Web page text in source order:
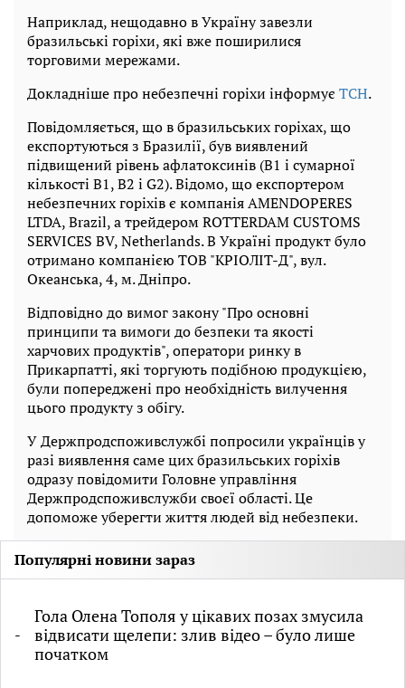
Наприклад, нещодавно в Україну завезли
бразильські горіхи, які вже поширилися
торговими мережами.
Докладніше про небезпечні горіхи інформує ТСН.
Повідомляється, що в бразильських горіхах, що
експортуються з Бразилії, був виявлений
підвищений рівень афлатоксинів (В1 і сумарної
кількості В1, В2 і G2). Відомо, що експортером
небезпечних горіхів є компанія AMENDOPERES
LTDA, Brazil, а трейдером ROTTERDAM CUSTOMS
SERVICES BV, Netherlands. В Україні продукт було
отримано компанією ТОВ "КРІОЛІТ-Д", вул.
Океанська, 4, м. Дніпро.
Відповідно до вимог закону "Про основні
принципи та вимоги до безпеки та якості
харчових продуктів", оператори ринку в
Прикарпатті, які торгують подібною продукцією,
були попереджені про необхідність вилучення
цього продукту з обігу.
У Держпродспоживслужбі попросили українців у
разі виявлення саме цих бразильських горіхів
одразу повідомити Головне управління
Держпродспоживслужби своєї області. Це
допоможе уберегти життя людей від небезпеки.
Популярні новини зараз
Гола Олена Тополя у цікавих позах змусила
відвисати щелепи: злив відео – було лише
початком